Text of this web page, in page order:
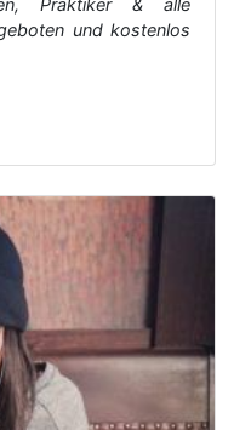
Praktiker & alle
und kostenlos